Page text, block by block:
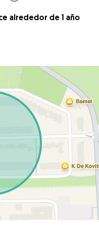
alrededor de 1 año